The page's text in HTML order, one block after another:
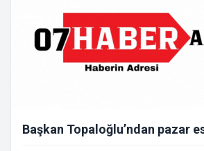
Başkan Topaloğlu’ndan pazar